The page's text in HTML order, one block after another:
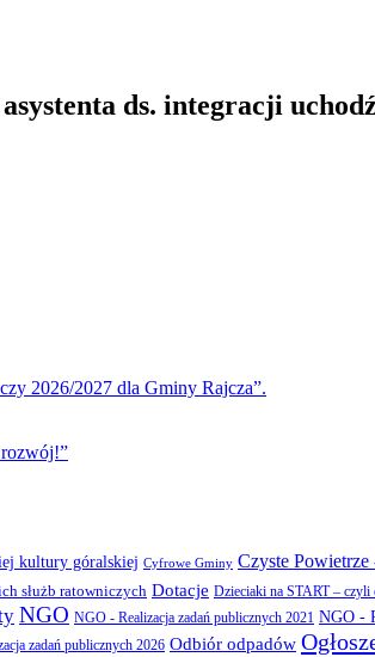
ds. integracji
2026/2027 dla Gminy Rajcza”.
kultury góralskiej Cyfrowe Gminy Czyste
służb ratowniczych Dotacje Dzieciaki na START –
NGO NGO - Realizacja zadań publicznych 2021 NGO -
zadań publicznych 2026 Odbiór odpadów